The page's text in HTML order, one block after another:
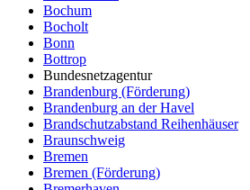
Bochum
Bocholt
Bonn
Bottrop
Bundesnetzagentur
Brandenburg (Förderung)
Brandenburg an der Havel
Brandschutzabstand Reihenhäuser
Braunschweig
Bremen
Bremen (Förderung)